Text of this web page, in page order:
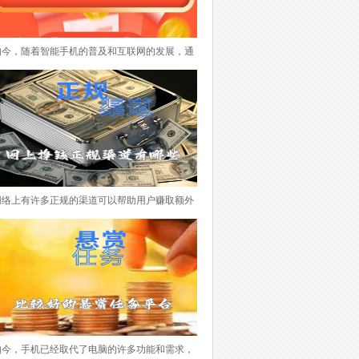
，随着智能手机的普及和互联网的发展，通
机做任务赚取佣金已经成为一种越来越流行
方式。不仅可以利用碎片化时间赚取额外收
还可以体验各种有趣的任务。本文将介绍一
目前市场上颇受欢迎的手机做任务赚钱的APP
榜，希望对您找到适合自己的任务赚钱平台
帮助。 下面便是手机做任务赚钱的APP排行
台时，务必注意任务的真实性和可靠性，避
与虚假、违法或不良的活动。希望本文能够
您找到一款适合的任务赚钱APP，帮助您实现
额外收入的目标。
上有许多正规的渠道可以帮助用户赚取额外
入。以下是一些推荐的平台，它们提供了多
赚钱方式，适合不同的用户需求。 下面一些
荐的网络赚钱平台，它们提供了多样化的任
赚钱方式，适合不同用户的需求。用户可以
自己的兴趣和时间灵活选择参与，获得额外
入。记得在使用这些平台时，要注意保护个
，手机已经取代了电脑的许多功能和需求，